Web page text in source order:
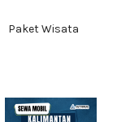
Paket Wisata